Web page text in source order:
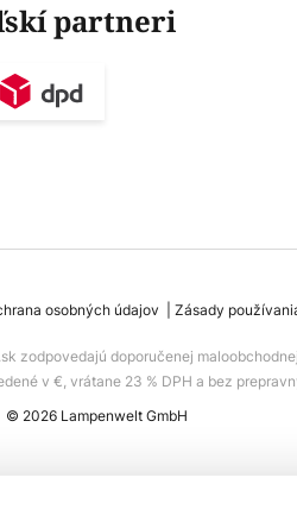
partneri
osobných údajov Zásady
zodpovedajú doporučenej
v €, vrátane 23 % DPH a bez
© 2026 Lampenwelt GmbH